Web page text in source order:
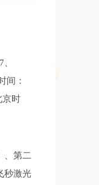
间：
京时
、第二
秒激光